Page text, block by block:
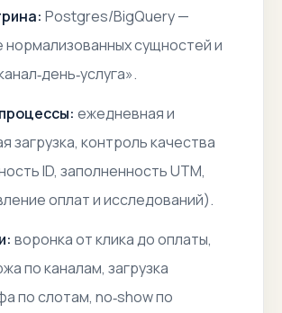
Postgres/BigQuery —
нормализованных сущностей и
ежедневная и
загрузка, контроль качества
ID, заполненность UTM,
оплат и исследований).
воронка от клика до оплаты,
по каналам, загрузка
по слотам, no‑show по